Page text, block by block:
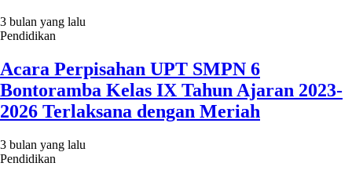
3 bulan yang lalu
Pendidikan
Acara Perpisahan UPT SMPN 6
Bontoramba Kelas IX Tahun Ajaran 2023-
2026 Terlaksana dengan Meriah
3 bulan yang lalu
Pendidikan